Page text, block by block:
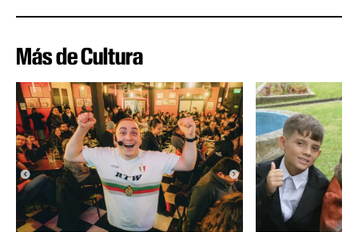
Más de Cultura